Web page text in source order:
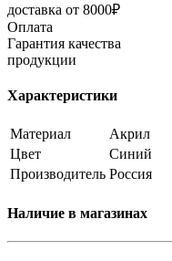
доставка от 8000₽
Оплата
Гарантия качества
продукции
Характеристики
Материал
Акрил
Цвет
Синий
Производитель Россия
Наличие в магазинах